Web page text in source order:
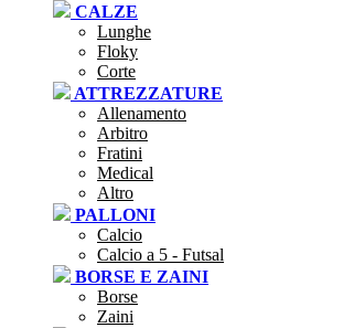
CALZE
Lunghe
Floky
Corte
ATTREZZATURE
Allenamento
Arbitro
Fratini
Medical
Altro
PALLONI
Calcio
Calcio a 5 - Futsal
BORSE E ZAINI
Borse
Zaini